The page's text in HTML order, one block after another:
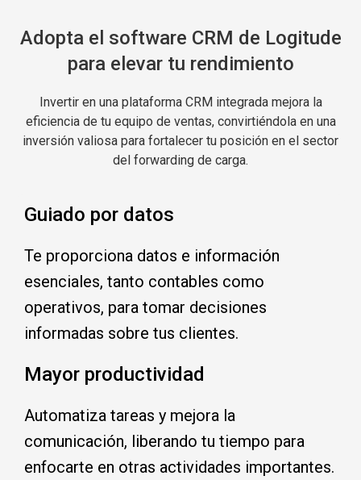
Adopta el software CRM de Logitude
para elevar tu rendimiento
Invertir en una plataforma CRM integrada mejora la
eficiencia de tu equipo de ventas, convirtiéndola en una
inversión valiosa para fortalecer tu posición en el sector
del forwarding de carga.
Guiado por datos
Te proporciona datos e información
esenciales, tanto contables como
operativos, para tomar decisiones
informadas sobre tus clientes.
Mayor productividad
Automatiza tareas y mejora la
comunicación, liberando tu tiempo para
enfocarte en otras actividades importantes.